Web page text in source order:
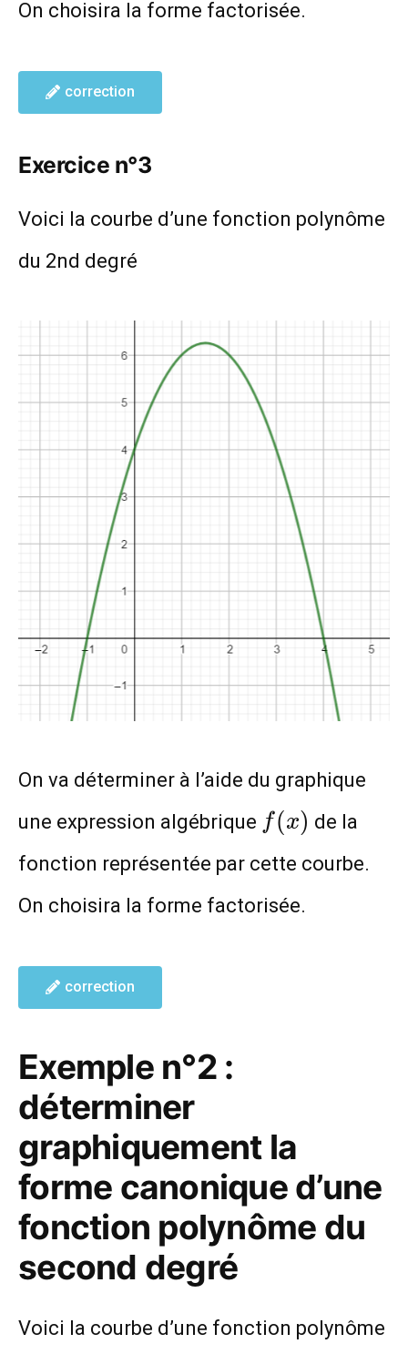
On choisira la forme factorisée.
correction
Exercice n°3
Voici la courbe d’une fonction polynôme
du 2nd degré
On va déterminer à l’aide du graphique
une expression algébrique f(x)
f (x) de la
fonction représentée par cette courbe.
On choisira la forme factorisée.
correction
Exemple n°2 :
déterminer
graphiquement la
forme canonique d’une
fonction polynôme du
second degré
Voici la courbe d’une fonction polynôme